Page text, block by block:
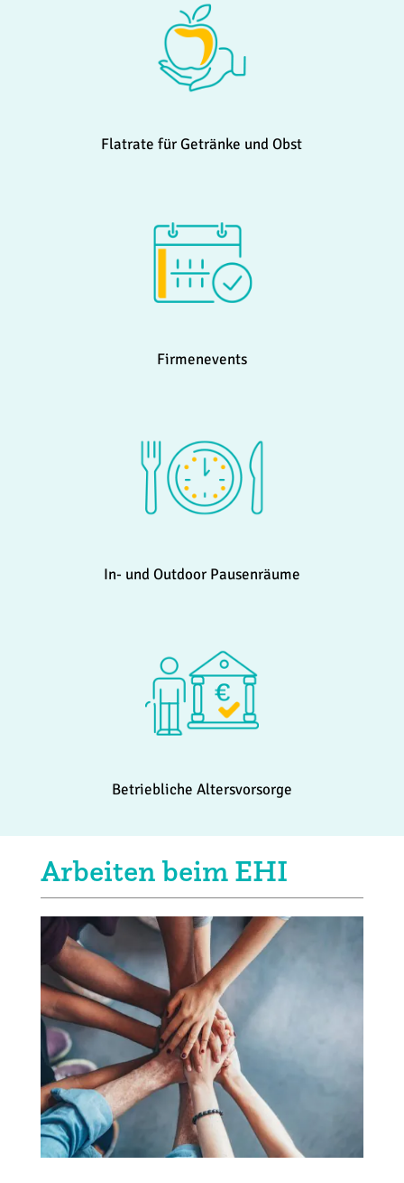
Flatrate für Getränke und Obst
Firmenevents
In- und Outdoor Pausenräume
Betriebliche Altersvorsorge
Arbeiten beim EHI